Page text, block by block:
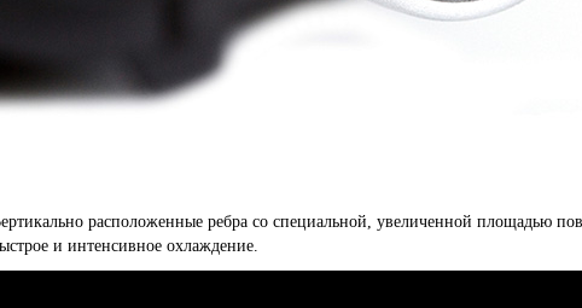
расположенные ребра со специальной, увеличенной площадью
и интенсивное охлаждение.